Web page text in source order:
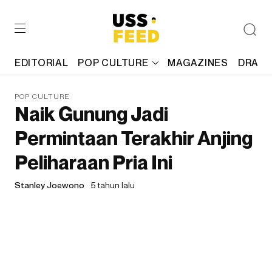
EDITORIAL POP CULTURE MAGAZINES
POP CULTURE
Naik Gunung Jadi
Permintaan Terakhir Anjing
Peliharaan Pria Ini
Stanley Joewono 5 tahun lalu